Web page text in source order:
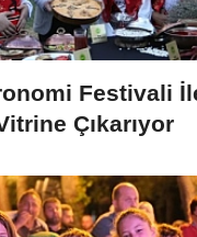
Festivali
Çıkarıyor